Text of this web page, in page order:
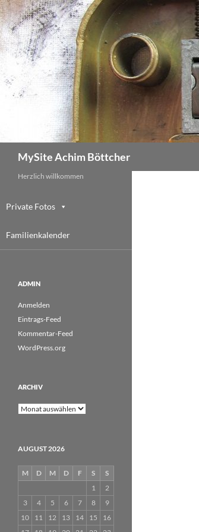
Zum
Inhalt
springen
MySite Achim Böttcher
Herzlich willkommen
Private Fotos
Familienkalender
ADMIN
Anmelden
Eintrags-Feed
Kommentar-Feed
WordPress.org
ARCHIV
Archiv
AUGUST 2026
M D M D F S
S
1
2
3
4 5 6 7 8
9
10
11 12 13 14 15
16